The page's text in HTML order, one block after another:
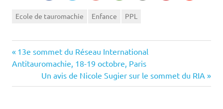
Ecole de tauromachie Enfance PPL
Navigation
Previous
Post:
13e sommet du Réseau International
Antitauromachie, 18-19 octobre, Paris
Next
Post:
Un avis de Nicole Sugier sur le sommet du RIA